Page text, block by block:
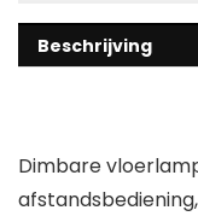
Beschrijving
Dimbare